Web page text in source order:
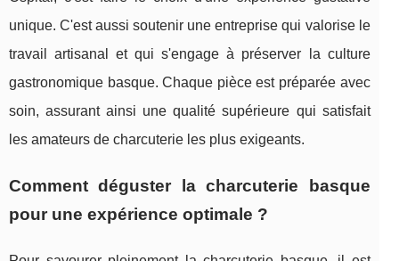
unique. C'est aussi soutenir une entreprise qui valorise le
travail artisanal et qui s'engage à préserver la culture
gastronomique basque. Chaque pièce est préparée avec
soin, assurant ainsi une qualité supérieure qui satisfait
les amateurs de charcuterie les plus exigeants.
Comment déguster la charcuterie basque
pour une expérience optimale ?